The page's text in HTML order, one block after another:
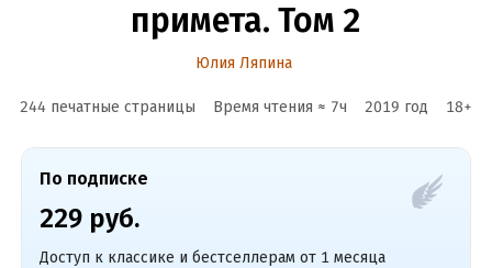
примета. Том 2
Юлия Ляпина
244 печатные страницы Время чтения ≈ 7ч 2019 год 18+
По подписке
229 руб.
Доступ к классике и бестселлерам от 1 месяца